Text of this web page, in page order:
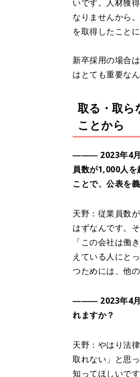
いです。人材獲
なりませんから
を取得したこと
新卒採用の場合
はとても重要なん
取る・取ら
ことから
――― 2023年4月1
員数が1,000人
ことで、公表を
天野：従業員数
はずなんです。
「この会社は働
えている人にと
つためには、他
――― 2023年4月1
れますか？
天野：やはり法
取れない」と思
知ってほしいで